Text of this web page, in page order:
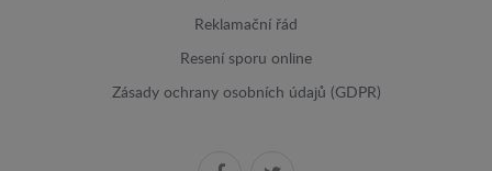
Reklamační řád
Resení sporu online
Zásady ochrany osobních údajů (GDPR)